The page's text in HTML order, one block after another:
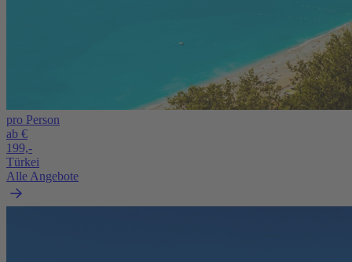
pro Person
ab €
199,-
Türkei
Alle Angebote